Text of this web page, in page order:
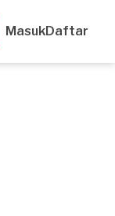
MasukDaftar